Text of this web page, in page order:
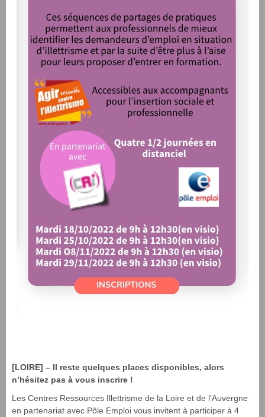
[LOIRE] – Il reste quelques places disponibles, alors
n’hésitez pas à vous inscrire !
Les Centres Ressources Illettrisme de la Loire et de l’Auvergne
en partenariat avec Pôle Emploi vous invitent à participer à 4